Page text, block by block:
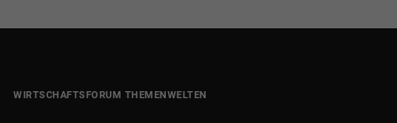
WIRTSCHAFTSFORUM THEMENWELTEN